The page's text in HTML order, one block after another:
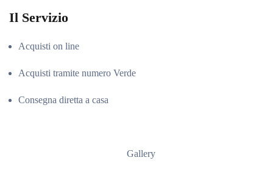
Il Servizio
Acquisti on line
Acquisti tramite numero Verde
Consegna diretta a casa
Gallery